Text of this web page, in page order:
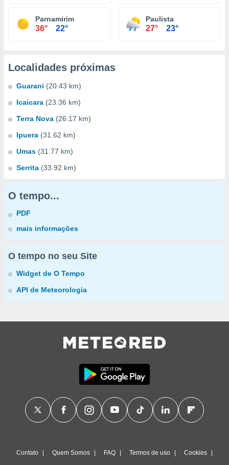
Parnamirim
36° 22°
Paulista
27° 23°
Localidades próximas
Guarani (20.43 km)
Icaicara (23.36 km)
Terra Nova (26.17 km)
Ipuera (31.62 km)
Umas (31.77 km)
Serrita (33.92 km)
O tempo...
PDF
mais informações
O tempo no seu Site
Widget de O Tempo
API de Meteorologia
Contato Quem Somos FAQ Termos de uso Cookies